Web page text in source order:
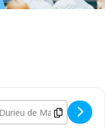
en entreprise :
Address - Les stages